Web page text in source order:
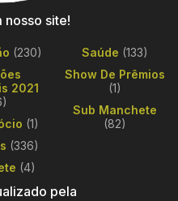
nosso site!
(230)
2021
(1)
(336)
(4)
Saúde (133)
Show De Prêmios
(1)
Sub Manchete
(82)
pela